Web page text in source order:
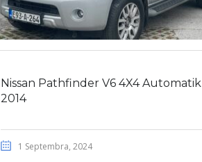
Nissan Pathfinder V6 4X4 Automatik
2014
1 Septembra, 2024